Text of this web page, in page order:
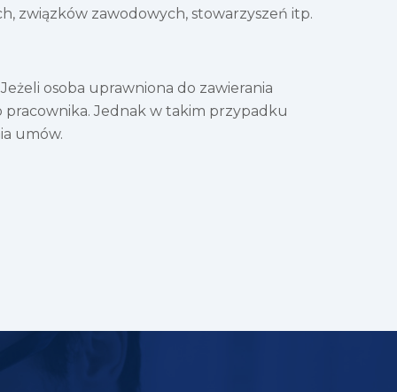
związków zawodowych, stowarzyszeń itp.
osoba uprawniona do zawierania
pracownika. Jednak w takim przypadku
umów.